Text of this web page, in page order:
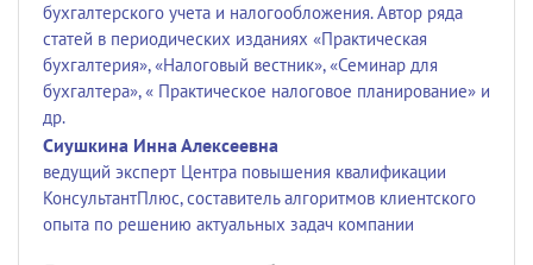
бухгалтерского учета и налогообложения. Автор ряда
статей в периодических изданиях «Практическая
бухгалтерия», «Налоговый вестник», «Семинар для
бухгалтера», « Практическое налоговое планирование» и
др.
Сиушкина Инна Алексеевна
ведущий эксперт Центра повышения квалификации
КонсультантПлюс, составитель алгоритмов клиентского
опыта по решению актуальных задач компании